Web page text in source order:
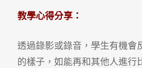
教學心得分享：
透過錄影或錄音，學生有機會
的樣子，如能再和其他人進行